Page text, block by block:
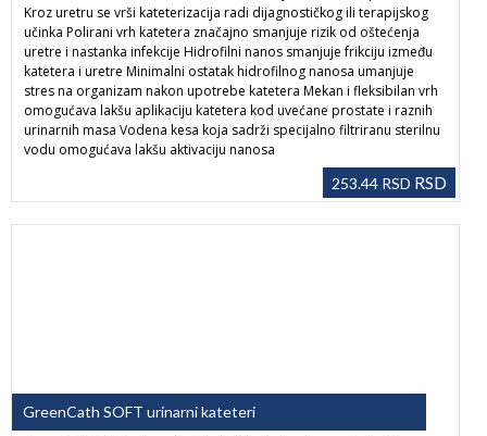
Kroz uretru se vrši kateterizacija radi dijagnostičkog ili terapijskog
učinka Polirani vrh katetera značajno smanjuje rizik od oštećenja
uretre i nastanka infekcije Hidrofilni nanos smanjuje frikciju između
katetera i uretre Minimalni ostatak hidrofilnog nanosa umanjuje
stres na organizam nakon upotrebe katetera Mekan i fleksibilan vrh
omogućava lakšu aplikaciju katetera kod uvećane prostate i raznih
urinarnih masa Vodena kesa koja sadrži specijalno filtriranu sterilnu
vodu omogućava lakšu aktivaciju nanosa
253.44 RSD RSD
GreenCath SOFT urinarni kateteri